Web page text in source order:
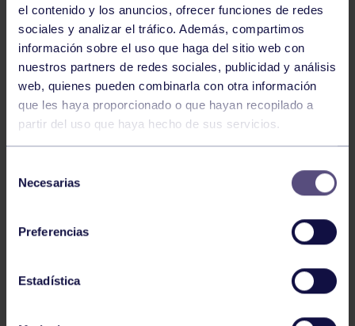
el contenido y los anuncios, ofrecer funciones de redes
sociales y analizar el tráfico. Además, compartimos
información sobre el uso que haga del sitio web con
nuestros partners de redes sociales, publicidad y análisis
web, quienes pueden combinarla con otra información
que les haya proporcionado o que hayan recopilado a
partir del uso que haya hecho de sus servicios.
Necesarias
Preferencias
Estadística
GAF 26 Jun 2026
CLARA LOCHÉ, SUBCAMPEONA DE
ESPAÑA